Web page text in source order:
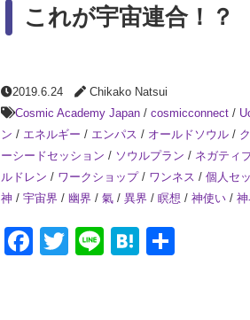
これが宇宙連合！？
2019.6.24
Chikako Natsui
Cosmic Academy Japan / cosmicconnect /
ン / エネルギー / エンパス / オールドソウル /
ーシードセッション / ソウルプラン / ネガティ
ルドレン / ワークショップ/ ワンネス / 個人セ
神 / 宇宙界 / 幽界 / 氣 / 異界 / 瞑想 / 神使い / 神
Facebook
Twitter
LineHatena